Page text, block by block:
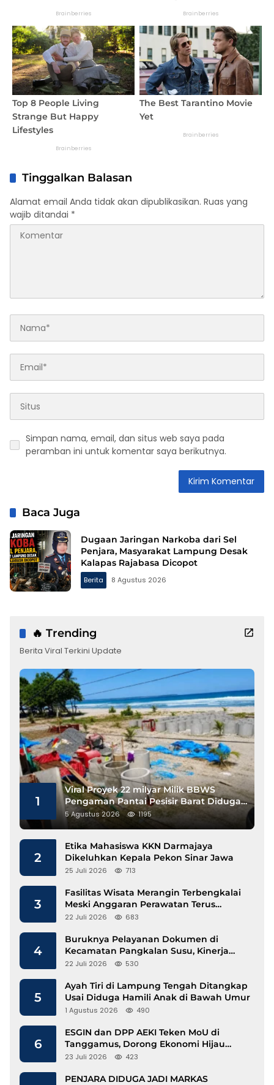
Tinggalkan Balasan
Alamat email Anda tidak akan dipublikasikan. Ruas yang
wajib ditandai *
Simpan nama, email, dan situs web saya pada
peramban ini untuk komentar saya berikutnya.
Baca Juga
Dugaan Jaringan Narkoba dari Sel
Penjara, Masyarakat Lampung Desak
Kalapas Rajabasa Dicopot
Berita 8 Agustus 2026
🔥 Trending
Berita Viral Terkini Update
1
Viral Proyek 22 milyar Milik BBWS
Pengaman Pantai Pesisir Barat Diduga
Gunakan Besi Banci
5 Agustus 2026 1195
2
Etika Mahasiswa KKN Darmajaya
Dikeluhkan Kepala Pekon Sinar Jawa
25 Juli 2026 713
3
Fasilitas Wisata Merangin Terbengkalai
Meski Anggaran Perawatan Terus
Mengalir
22 Juli 2026 683
4
Buruknya Pelayanan Dokumen di
Kecamatan Pangkalan Susu, Kinerja
Disdukcapil Langkat Disorot
22 Juli 2026 530
5
Ayah Tiri di Lampung Tengah Ditangkap
Usai Diduga Hamili Anak di Bawah Umur
1 Agustus 2026 490
6
ESGIN dan DPP AEKI Teken MoU di
Tanggamus, Dorong Ekonomi Hijau
Berbasis Kopi dan Perdagangan Karbon
23 Juli 2026 423
PENJARA DIDUGA JADI MARKAS